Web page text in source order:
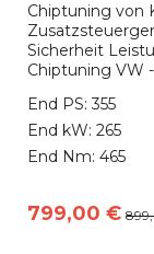
Chiptuning von
Sicherheit
Chiptuning VW
(KW- unit ), oft
bezeichnet,
Angeboten
End PS: 355
End kW: 265
End Nm: 465
799,00 €